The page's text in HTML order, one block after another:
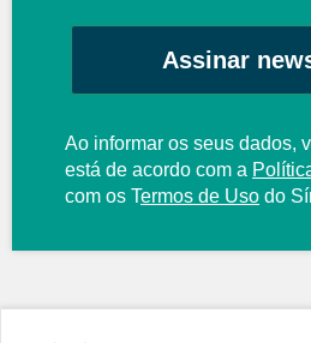
Assinar
Ao informar os seus dados,
está de acordo com a
com os Termos de Uso do